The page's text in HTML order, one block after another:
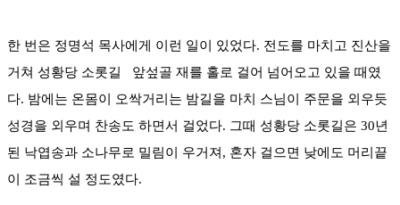
한 번은 정명석 목사에게 이런 일이 있었다. 전도를 마치고 진산을
거쳐 성황당 소롯길 앞섶골 재를 홀로 걸어 넘어오고 있을 때였
다. 밤에는 온몸이 오싹거리는 밤길을 마치 스님이 주문을 외우듯
성경을 외우며 찬송도 하면서 걸었다. 그때 성황당 소롯길은 30년
된 낙엽송과 소나무로 밀림이 우거져, 혼자 걸으면 낮에도 머리끝
이 조금씩 설 정도였다.